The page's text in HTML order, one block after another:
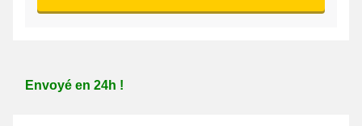
Envoyé en 24h !